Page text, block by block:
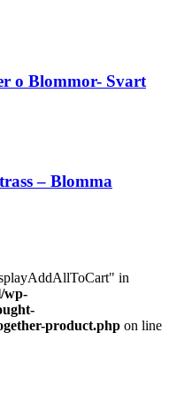
o Blommor- Svart
– Blomma
in
wp-
product.php on line